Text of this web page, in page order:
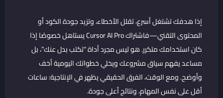
إذا هدفك تشتغل أسرع، تقلل الأخطاء، وتزيد جودة الكود أو
المحتوى التقني—فاشتراك Cursor AI Pro يستاهل خصوصًا إذا
كان استخدامك متكرر. هو ليس مجرد أداة “تكتب بدل عنك”، بل
مساعد يفهم سياق مشروعك ويخلي خطواتك اليومية أخف
وأوضح. ومع الوقت، الفرق الحقيقي يظهر في الإنتاجية: ساعات
أقل على نفس المهام، ونتائج أعلى جودة.